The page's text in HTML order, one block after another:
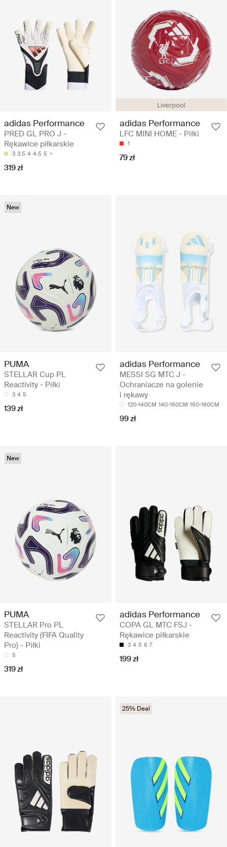
adidas Performance
PRED GL PRO J -
Rękawice piłkarskie
3 3.5 4 4.5 5
319 zł
Liverpool
adidas Performance
LFC MINI HOME - Piłki
1
79 zł
New
PUMA
STELLAR Cup PL
Reactivity - Piłki
3 4 5
139 zł
adidas Performance
MESSI SG MTC J -
Ochraniacze na golenie
i rękawy
120-140CM 140-160CM 160-180CM
99 zł
New
PUMA
STELLAR Pro PL
Reactivity (FIFA Quality
Pro) - Piłki
5
319 zł
adidas Performance
COPA GL MTC FSJ -
Rękawice piłkarskie
3 4 5 6 7
199 zł
25% Deal